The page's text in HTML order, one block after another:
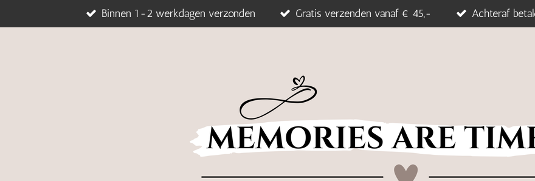
direct
Binnen 1-2 werkdagen verzonden Gratis verzenden vanaf € 45,- Achteraf